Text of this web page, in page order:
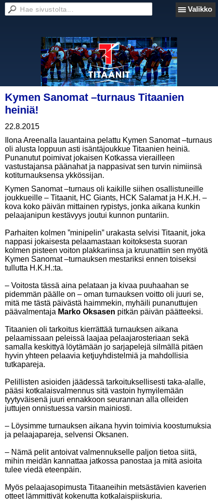
Valikko
Kymen Sanomat –turnaus Titaanien
heiniä!
22.8.2015
Ilona Areenalla lauantaina pelattu Kymen Sanomat –turnaus
oli alusta loppuun asti isäntäjoukkue Titaanien heiniä.
Punanutut poimivat jokaisen Kotkassa vierailleen
vastustajansa päänahat ja nappasivat sen turvin nimiinsä
kotiturnauksensa ykkössijan.
Kymen Sanomat –turnaus oli kaikille siihen osallistuneille
joukkueille – Titaanit, HC Giants, HCK Salamat ja H.K.H. –
kova koko päivän mittainen rypistys, jonka aikana kunkin
pelaajanipun kestävyys joutui kunnon puntariin.
Parhaiten kolmen ”minipelin” urakasta selvisi Titaanit, joka
nappasi jokaisesta pelaamastaan koitoksesta suoran
kolmen pisteen voiton plakkariinsa ja kruunattiin sen myötä
Kymen Sanomat –turnauksen mestariksi ennen toiseksi
tullutta H.K.H.:ta.
– Voitosta tässä aina pelataan ja kivaa puuhaahan se
pidemmän päälle on – oman turnauksen voitto oli juuri se,
mitä me tästä päivästä haimmekin, myhäili punanuttujen
päävalmentaja Marko Oksasen pitkän päivän päätteeksi.
Titaanien oli tarkoitus kierrättää turnauksen aikana
pelaamissaan peleissä laajaa pelaajarosteriaan sekä
samalla keskittyä löytämään jo sarjapelejä silmällä pitäen
hyvin yhteen pelaavia ketjuyhdistelmiä ja mahdollisia
tutkapareja.
Pelillisten asioiden jäädessä tarkoituksellisesti taka-alalle,
pääsi kotkalaisvalmennus sitä vastoin hymyilemään
tyytyväisenä juuri ennakkoon seurannan alla olleiden
juttujen onnistuessa varsin mainiosti.
– Löysimme turnauksen aikana hyvin toimivia koostumuksia
ja pelaajapareja, selvensi Oksanen.
– Nämä pelit antoivat valmennukselle paljon tietoa siitä,
mihin meidän kannattaa jatkossa panostaa ja mitä asioita
tulee viedä eteenpäin.
Myös pelaajasopimusta Titaaneihin metsästävien kaverien
otteet lämmittivät kokenutta kotkalaispiiskuria.